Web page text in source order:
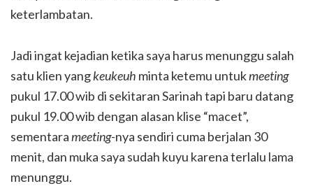
keterlambatan.
Jadi ingat kejadian ketika saya harus menunggu salah
satu klien yangkeukeuh minta ketemu untukmeeting
pukul 17.00 wib di sekitaran Sarinah tapi baru datang
pukul 19.00 wib dengan alasan klise “macet”,
sementarameeting-nya sendiri cuma berjalan 30
menit, dan muka saya sudah kuyu karena terlalu lama
menunggu.